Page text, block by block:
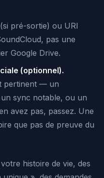
pré-sortie) ou URI
pas une
Google Drive.
(optionnel).
pertinent — un
sync notable, ou un
avez pas, passez. Une
que pas de preuve du
histoire de vie, des